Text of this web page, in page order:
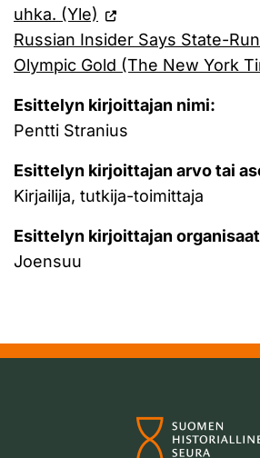
uhka. (Yle)
Russian Insider Says State-
Olympic Gold (The New York
Esittelyn kirjoittajan nimi:
Pentti Stranius
Esittelyn kirjoittajan arvo tai
Kirjailija, tutkija-toimittaja
Esittelyn kirjoittajan
Joensuu